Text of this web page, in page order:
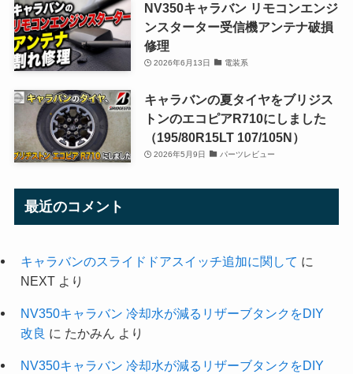
NV350キャラバン リモコンエンジ
ンスターター受信機アンテナ破損
修理
2026年6月13日 電装系
キャラバンの夏タイヤをブリジス
トンのエコピアR710にしました
（195/80R15LT 107/105N）
2026年5月9日 パーツレビュー
最近のコメント
キャラバンのスライドドアスイッチ追加に関して に
NEXTより
NV350キャラバン 冷却水が減るリザーブタンクをDIY
改良 に たかみん より
NV350キャラバン 冷却水が減るリザーブタンクをDIY